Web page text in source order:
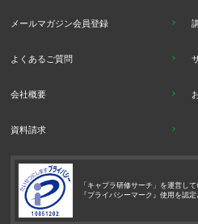
メールマガジン会員登録
よくあるご質問
会社概要
資料請求
「キャプラ研修サーチ」を運営し
『プライバシーマーク』使用を認